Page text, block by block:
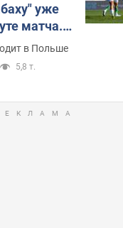
уже
матча.
в Польше
5,8 т.